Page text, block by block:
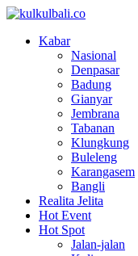
Kabar
Nasional
Denpasar
Badung
Gianyar
Jembrana
Tabanan
Klungkung
Buleleng
Karangasem
Bangli
Realita Jelita
Hot Event
Hot Spot
Jalan-jalan